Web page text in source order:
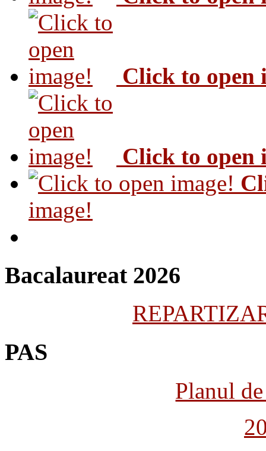
Click to open
Click to open
image!
Bacalaureat 2026
PAS
Planul